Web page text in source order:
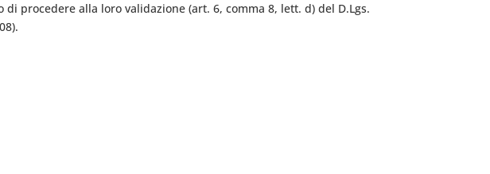
procedere alla loro validazione (art. 6, comma 8, lett. d) del D.Lgs.